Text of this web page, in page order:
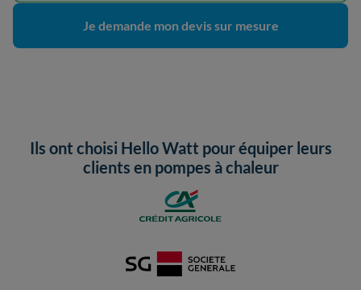
Je demande mon devis sur mesure
Ils ont choisi Hello Watt pour équiper leurs
clients en pompes à chaleur